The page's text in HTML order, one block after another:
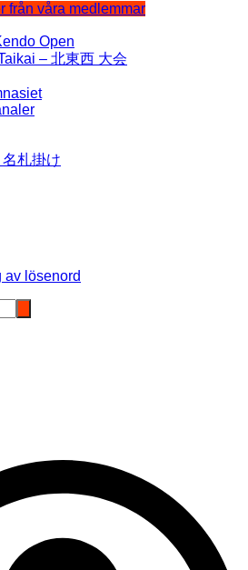
från våra medlemmar
Open
– 北東西 大会
札掛け
av lösenord